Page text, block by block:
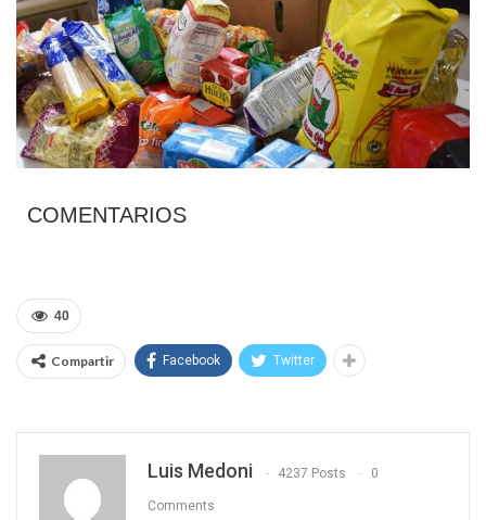
COMENTARIOS
40
Compartir Facebook Twitter
Luis Medoni 4237 Posts 0
Comments